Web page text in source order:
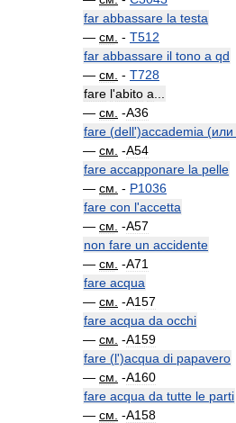
far abbassare la testa
— см - T512
far abbassare il tono a qd
— см - T728
fare l'abito a
— см -A36
fare (dell')accademia (или
— см -A54
fare accapponare la pelle
— см - P1036
fare con l'accetta
— см -A57
non fare un accidente
— см -A71
fare acqua
— см -A157
fare acqua da occhi
— см -A159
fare (l')acqua di papavero
— см -A160
fare acqua da tutte le parti
— см -A158